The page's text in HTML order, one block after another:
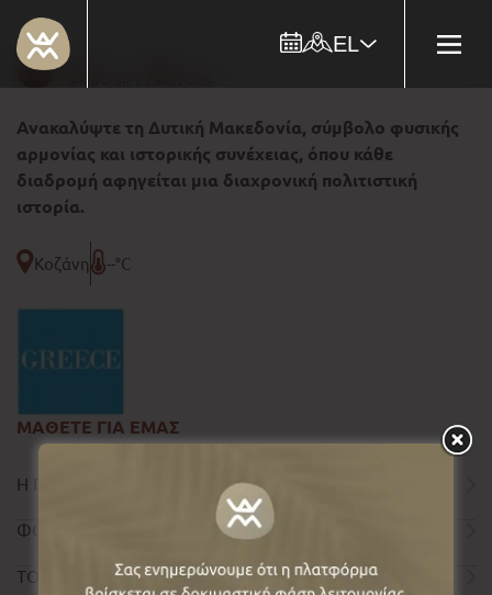
EL
Ανακαλύψτε τη Δυτική Μακεδονία, σύμβολο φυσικής
αρμονίας και ιστορικής συνέχειας, όπου κάθε
διαδρομή αφηγείται μια διαχρονική πολιτιστική
ιστορία.
Κοζάνη --°C
ΜΑΘΕΤΕ ΓΙΑ ΕΜΑΣ
Η ΠΕΡΙΦΕΡΕΙΑ
ΦΟΡΜΑ ΕΠΙΚΟΙΝΩΝΙΑΣ
ΤΟΥΡΙΣΤΙΚΟΣ ΟΔΗΓΟΣ